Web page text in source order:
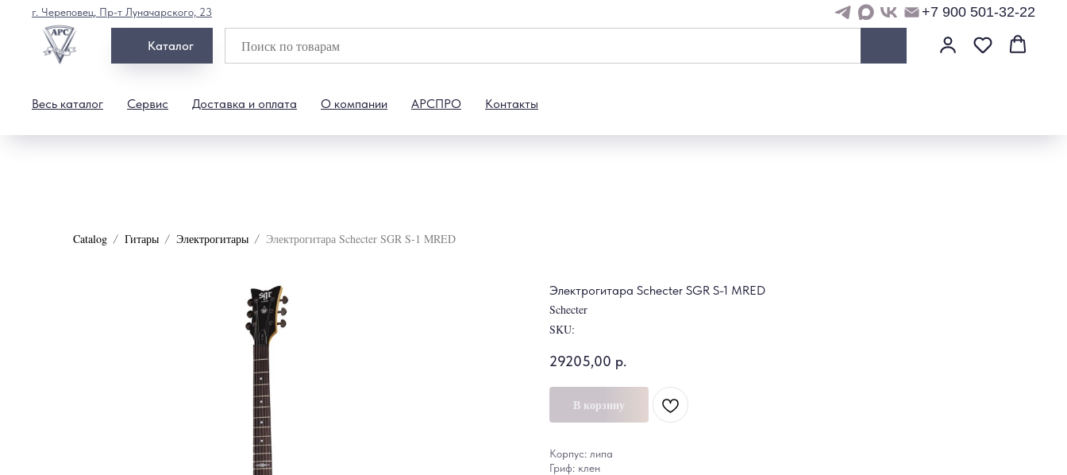
Каталог
Весь каталог Сервис Доставка и оплата О компании АРСПРО Контакты
г. Череповец, Пр-т Луначарского, 23 +7 900 501-32-22
Catalog Гитары Электрогитары Электрогитара Schecter SGR S-1 MRED
Электрогитара Schecter SGR S-1 MRED
Schecter
SKU:
29205,00 р.
В корзину
Корпус: липа
Гриф: клен